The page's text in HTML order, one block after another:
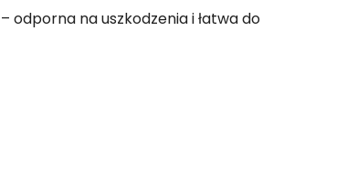
– odporna na uszkodzenia i łatwa do